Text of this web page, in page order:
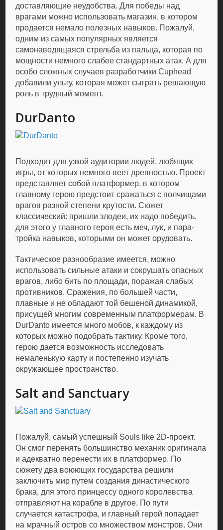
доставляющие неудобства. Для победы над
врагами можно использовать магазин, в котором
продается немало полезных навыков. Пожалуй,
одним из самых популярных является
самонаводящаяся стрельба из пальца, которая по
мощности немного слабее стандартных атак. А для
особо сложных случаев разработчики Cuphead
добавили ульту, которая может сыграть решающую
роль в трудный момент.
DurDanto
Подходит для узкой аудитории людей, любящих
игры, от которых немного веет древностью. Проект
представляет собой платформер, в котором
главному герою предстоит сражаться с полчищами
врагов разной степени крутости. Сюжет
классический: пришли злодеи, их надо победить,
для этого у главного героя есть меч, лук, и пара-
тройка навыков, которыми он может орудовать.
Тактическое разнообразие имеется, можно
использовать сильные атаки и сокрушать опасных
врагов, либо бить по площади, поражая слабых
противников. Сражения, по большей части,
плавные и не обладают той бешеной динамикой,
присущей многим современным платформерам. В
DurDanto имеется много мобов, к каждому из
которых можно подобрать тактику. Кроме того,
герою дается возможность исследовать
немаленькую карту и постепенно изучать
окружающее пространство.
Salt and Sanctuary
Пожалуй, самый успешный Souls like 2D-проект.
Он смог перенять большинство механик оригинала
и адекватно перенести их в платформер. По
сюжету два воюющих государства решили
заключить мир путем создания династического
брака, для этого принцессу одного королевства
отправляют на корабле в другое. По пути
случается катастрофа, и главный герой попадает
на мрачный остров со множеством монстров. Они